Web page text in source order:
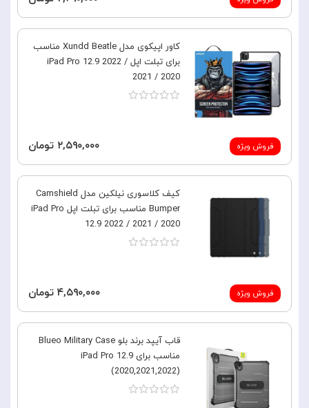
فروش ویژه
کاور اپیکوی مدل Xundd Beatle مناسب
برای تبلت اپل iPad Pro 12.9 2022 /
2021 / 2020
۲,۵۹۰,۰۰۰ تومان
فروش ویژه
کیف کلاسوری نیلکین مدل Camshield
Bumper مناسب برای تبلت اپل iPad Pro
12.9 2022 / 2021 / 2020
۴,۵۹۰,۰۰۰ تومان
قاب آیپد برند بلو Blueo Military Case
مناسب برای iPad Pro 12.9
(2020,2021,2022)